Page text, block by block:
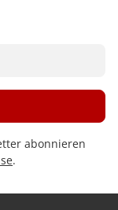
abonnieren
.